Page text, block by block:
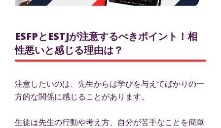
ESFPとESTJが注意するべきポイント！相
性悪いと感じる理由は？
注意したいのは、先生からは学びを与えてばかりの一
方的な関係に感じることがあります。
生徒は先生の行動や考え方、自分が苦手なことを簡単